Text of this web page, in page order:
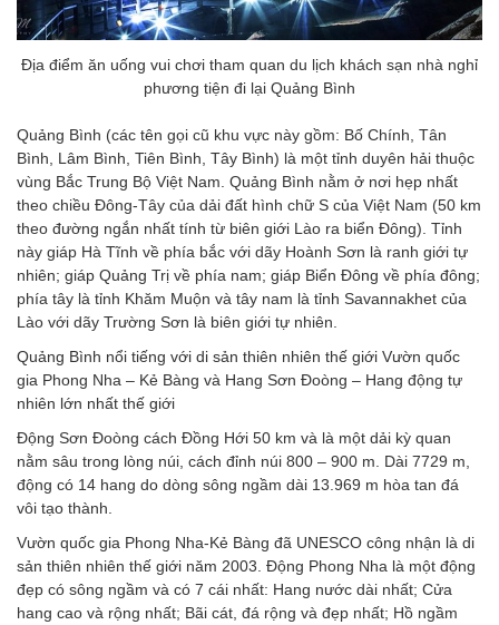
Địa điểm ăn uống vui chơi tham quan du lịch khách sạn nhà nghỉ
phương tiện đi lại Quảng Bình
Quảng Bình (các tên gọi cũ khu vực này gồm: Bố Chính, Tân
Bình, Lâm Bình, Tiên Bình, Tây Bình) là một tỉnh duyên hải thuộc
vùng Bắc Trung Bộ Việt Nam. Quảng Bình nằm ở nơi hẹp nhất
theo chiều Đông-Tây của dải đất hình chữ S của Việt Nam (50 km
theo đường ngắn nhất tính từ biên giới Lào ra biển Đông). Tỉnh
này giáp Hà Tĩnh về phía bắc với dãy Hoành Sơn là ranh giới tự
nhiên; giáp Quảng Trị về phía nam; giáp Biển Đông về phía đông;
phía tây là tỉnh Khăm Muộn và tây nam là tỉnh Savannakhet của
Lào với dãy Trường Sơn là biên giới tự nhiên.
Quảng Bình nổi tiếng với di sản thiên nhiên thế giới Vườn quốc
gia Phong Nha – Kẻ Bàng và Hang Sơn Đoòng – Hang động tự
nhiên lớn nhất thế giới
Động Sơn Đoòng cách Đồng Hới 50 km và là một dải kỳ quan
nằm sâu trong lòng núi, cách đỉnh núi 800 – 900 m. Dài 7729 m,
động có 14 hang do dòng sông ngầm dài 13.969 m hòa tan đá
vôi tạo thành.
Vườn quốc gia Phong Nha-Kẻ Bàng đã UNESCO công nhận là di
sản thiên nhiên thế giới năm 2003. Động Phong Nha là một động
đẹp có sông ngầm và có 7 cái nhất: Hang nước dài nhất; Cửa
hang cao và rộng nhất; Bãi cát, đá rộng và đẹp nhất; Hồ ngầm